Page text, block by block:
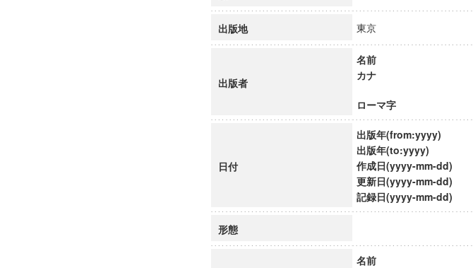
デジタルメディア・コンテンツ統合研究センター
グローバルリサーチインスティテュート
慶應義塾大学グローバルCOEプログラム市民社会ガバナンス教育研究センター
慶應義塾大学グローバルCOEプログラム論理と感性の先端的教育研究拠点
博士課程教育リーディングプログラム「超成熟社会発展のサイエンス」
出版地 東京
出版者
名前
カナ
ローマ字
日付
出版年(from:yyyy)
出版年(to:yyyy)
作成日(yyyy-mm-dd)
更新日(yyyy-mm-dd)
記録日(yyyy-mm-dd)
形態
名前